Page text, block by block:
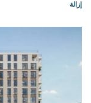
إزالة